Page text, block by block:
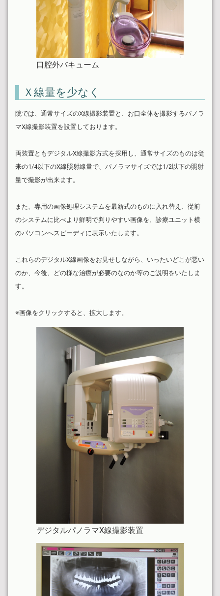
口腔外バキューム
Ｘ線量を少なく
院では、通常サイズのX線撮影装置と、お口全体を撮影するパノラ
マX線撮影装置を設置しております。
両装置ともデジタルX線撮影方式を採用し、通常サイズのものは従
来の1/4以下のX線照射線量で、パノラマサイズでは1/2以下の照射
量で撮影が出来ます。
また、専用の画像処理システムを最新式のものに入れ替え、従前
のシステムに比べより鮮明で判りやすい画像を、診療ユニット横
のパソコンへスピーディに表示いたします。
これらのデジタルX線画像をお見せしながら、いったいどこが悪い
のか、今後、どの様な治療が必要のなのか等のご説明をいたしま
す。
※画像をクリックすると、拡大します。
デジタルパノラマX線撮影装置